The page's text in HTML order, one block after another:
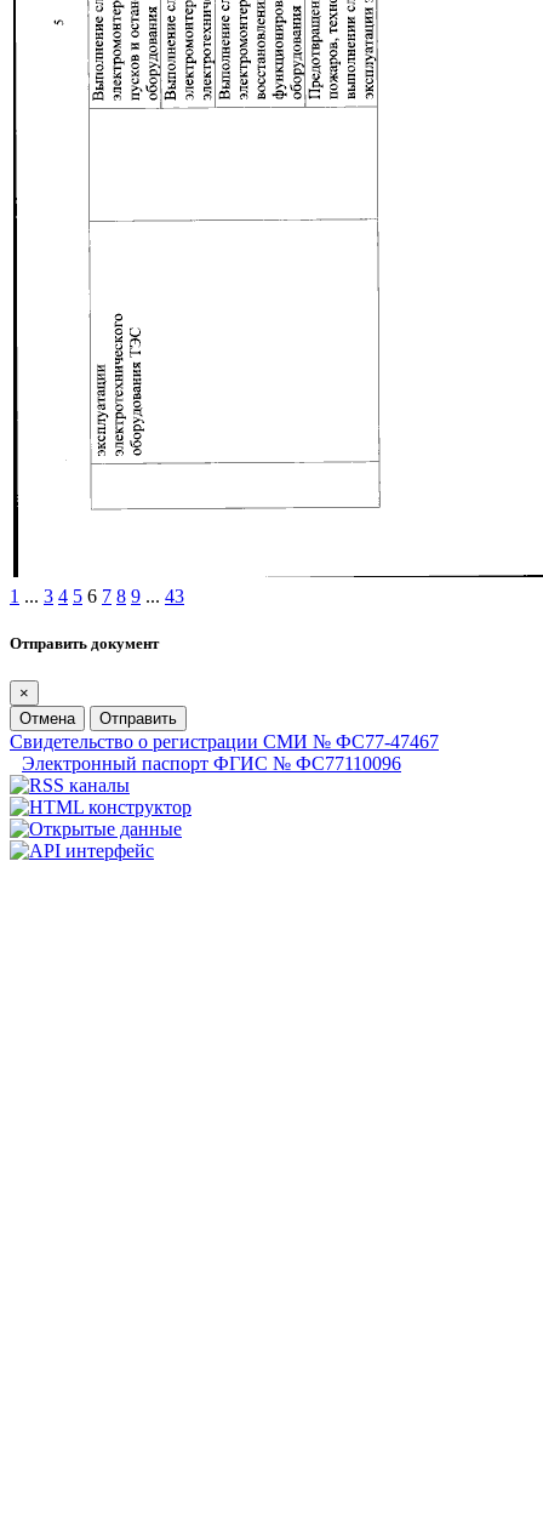
1 ... 3 4 5 6 7 8 9 ... 43
Отправить документ
×
Отмена
Отправить
Свидетельство о регистрации СМИ № ФС77-47467
Электронный паспорт ФГИС № ФС77110096